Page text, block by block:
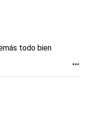
todo bien